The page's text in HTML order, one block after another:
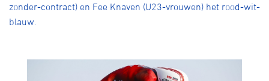
zonder-contract) en Fee Knaven (U23-vrouwen) het rood-wit-
blauw.